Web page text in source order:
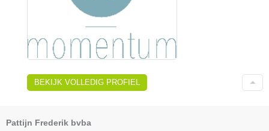
BEKIJK VOLLEDIG PROFIEL
Pattijn Frederik bvba